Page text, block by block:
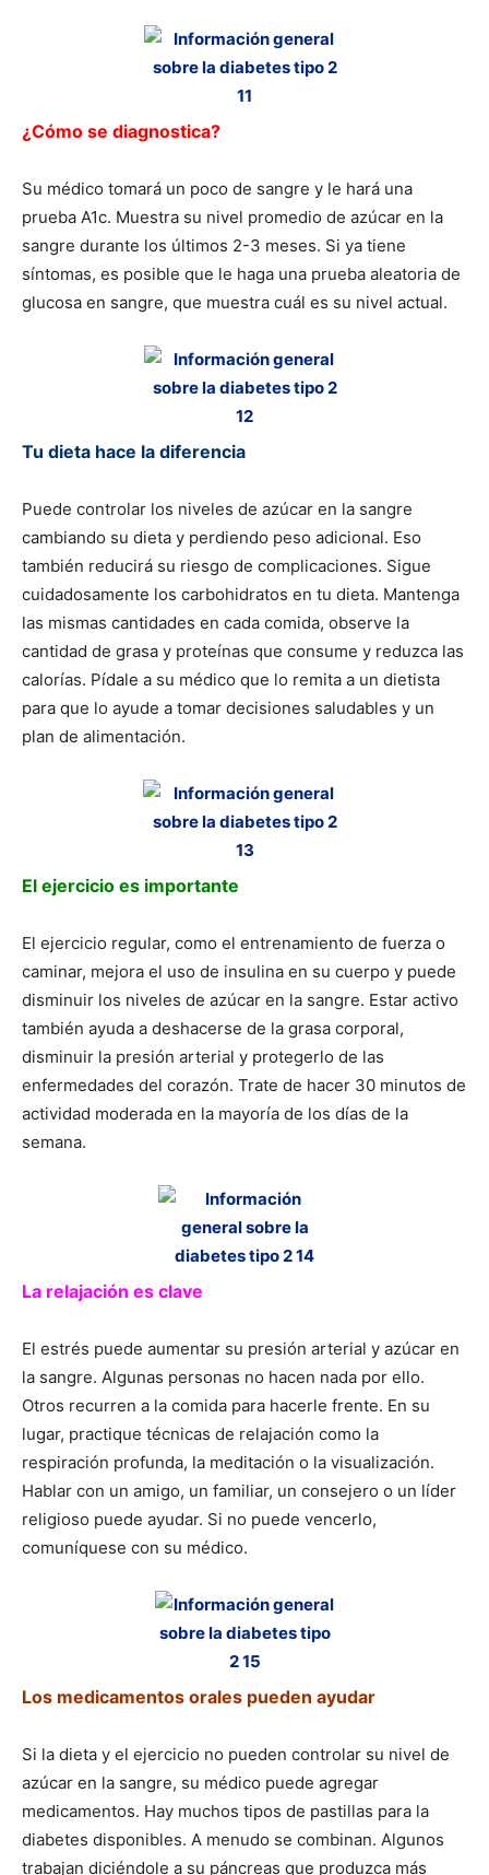
¿Cómo se diagnostica?
Su médico tomará un poco de sangre y le hará una
prueba A1c. Muestra su nivel promedio de azúcar en la
sangre durante los últimos 2-3 meses. Si ya tiene
síntomas, es posible que le haga una prueba aleatoria de
glucosa en sangre, que muestra cuál es su nivel actual.
Tu dieta hace la diferencia
Puede controlar los niveles de azúcar en la sangre
cambiando su dieta y perdiendo peso adicional. Eso
también reducirá su riesgo de complicaciones. Sigue
cuidadosamente los carbohidratos en tu dieta. Mantenga
las mismas cantidades en cada comida, observe la
cantidad de grasa y proteínas que consume y reduzca las
calorías. Pídale a su médico que lo remita a un dietista
para que lo ayude a tomar decisiones saludables y un
plan de alimentación.
El ejercicio es importante
El ejercicio regular, como el entrenamiento de fuerza o
caminar, mejora el uso de insulina en su cuerpo y puede
disminuir los niveles de azúcar en la sangre. Estar activo
también ayuda a deshacerse de la grasa corporal,
disminuir la presión arterial y protegerlo de las
enfermedades del corazón. Trate de hacer 30 minutos de
actividad moderada en la mayoría de los días de la
semana.
La relajación es clave
El estrés puede aumentar su presión arterial y azúcar en
la sangre. Algunas personas no hacen nada por ello.
Otros recurren a la comida para hacerle frente. En su
lugar, practique técnicas de relajación como la
respiración profunda, la meditación o la visualización.
Hablar con un amigo, un familiar, un consejero o un líder
religioso puede ayudar. Si no puede vencerlo,
comuníquese con su médico.
Los medicamentos orales pueden ayudar
Si la dieta y el ejercicio no pueden controlar su nivel de
azúcar en la sangre, su médico puede agregar
medicamentos. Hay muchos tipos de pastillas para la
diabetes disponibles. A menudo se combinan. Algunos
trabajan diciéndole a su páncreas que produzca más